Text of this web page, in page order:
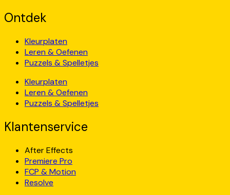
Ontdek
Kleurplaten
Leren & Oefenen
Puzzels & Spelletjes
Kleurplaten
Leren & Oefenen
Puzzels & Spelletjes
Klantenservice
After Effects
Premiere Pro
FCP & Motion
Resolve